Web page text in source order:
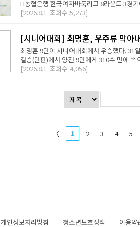
H농협은행 한국여자바둑리그 8라운드 3경
[2026.8.1 조회수 5,273]
[시니어대회] 최명훈, 우주류 막아
최명훈 9단이 시니어대회에서 우승했다. 31
결승(단판)에서 양건 9단에게 310수 만에 백
[2026.8.1 조회수 4,056]
〈 1 2 3 4 5
개인정보처리방침 청소년보호정책 이용약